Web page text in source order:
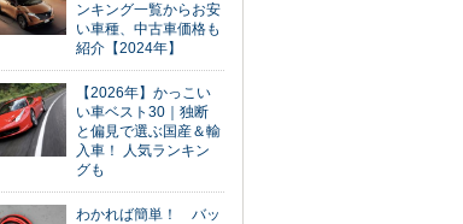
ンキング一覧からお安
い車種、中古車価格も
紹介【2024年】
【2026年】かっこい
い車ベスト30｜独断
と偏見で選ぶ国産＆輸
入車！ 人気ランキン
グも
わかれば簡単！ バッ